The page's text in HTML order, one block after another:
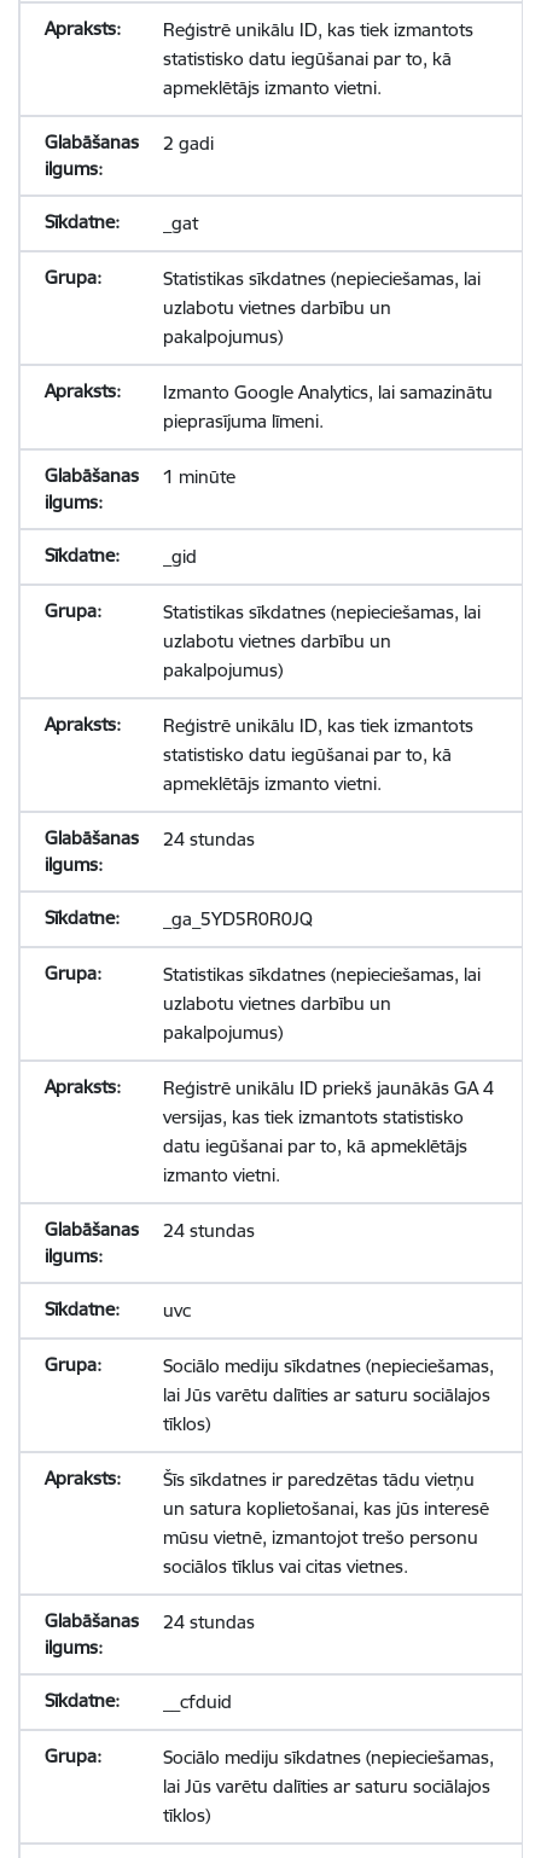
Reģistrē unikālu ID, kas tiek izmantots
statistisko datu iegūšanai par to, kā
apmeklētājs izmanto vietni.
2 gadi
_gat
Statistikas sīkdatnes (nepieciešamas, lai
uzlabotu vietnes darbību un
pakalpojumus)
Izmanto Google Analytics, lai samazinātu
pieprasījuma līmeni.
1 minūte
_gid
Statistikas sīkdatnes (nepieciešamas, lai
uzlabotu vietnes darbību un
pakalpojumus)
Reģistrē unikālu ID, kas tiek izmantots
statistisko datu iegūšanai par to, kā
apmeklētājs izmanto vietni.
24 stundas
_ga_5YD5R0R0JQ
Statistikas sīkdatnes (nepieciešamas, lai
uzlabotu vietnes darbību un
pakalpojumus)
Reģistrē unikālu ID priekš jaunākās GA 4
versijas, kas tiek izmantots statistisko
datu iegūšanai par to, kā apmeklētājs
izmanto vietni.
24 stundas
uvc
Sociālo mediju sīkdatnes (nepieciešamas,
lai Jūs varētu dalīties ar saturu sociālajos
tīklos)
Šīs sīkdatnes ir paredzētas tādu vietņu
un satura koplietošanai, kas jūs interesē
mūsu vietnē, izmantojot trešo personu
sociālos tīklus vai citas vietnes.
24 stundas
__cfduid
Sociālo mediju sīkdatnes (nepieciešamas,
lai Jūs varētu dalīties ar saturu sociālajos
tīklos)